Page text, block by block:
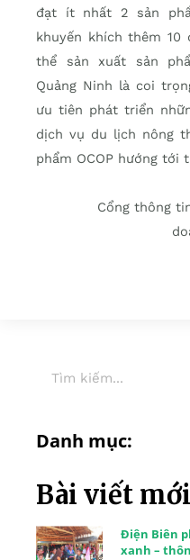
đạt ít nhất 2 sản
khuyến khích thêm 10
thể sản xuất sản
Quảng Ninh là coi
ưu tiên phát triển
dịch vụ du lịch nông
phẩm OCOP hướng tới
Cổng thông
Danh mục:
Bài viết
Điện Biên
xanh –